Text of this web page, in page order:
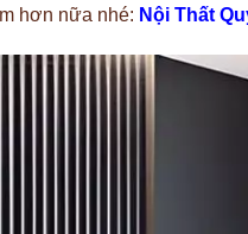
hơn nữa nhé: Nội Thất